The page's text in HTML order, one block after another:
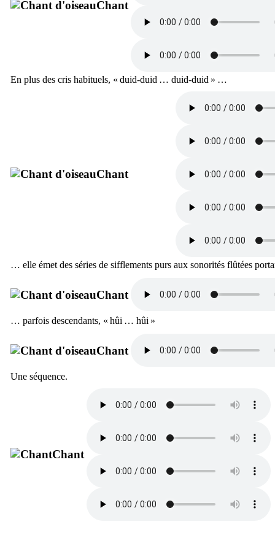
Chant
En plus des cris habituels, « duid-duid … duid-duid » …
Chant
… elle émet des séries de sifflements purs aux sonorités flûtées
Chant
… parfois descendants, « hûi … hûi »
Chant
Une séquence.
Chant